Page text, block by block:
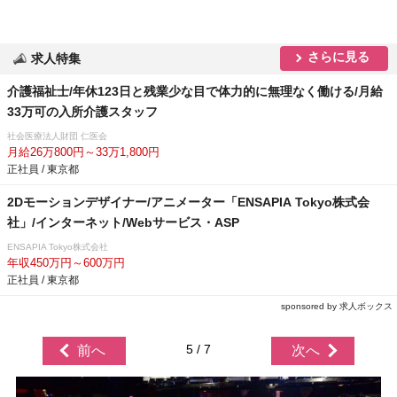
求人特集 さらに見る
介護福祉士/年休123日と残業少な目で体力的に無理なく働ける/月給
33万可の入所介護スタッフ
社会医療法人財団 仁医会
月給26万800円～33万1,800円
正社員 / 東京都
2Dモーションデザイナー/アニメーター「ENSAPIA Tokyo株式会
社」/インターネット/Webサービス・ASP
ENSAPIA Tokyo株式会社
年収450万円～600万円
正社員 / 東京都
sponsored by 求人ボックス
前へ 5 / 7 次へ